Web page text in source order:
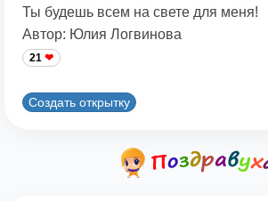
Ты будешь всем на свете для меня!
Автор: Юлия Логвинова
21
Создать открытку